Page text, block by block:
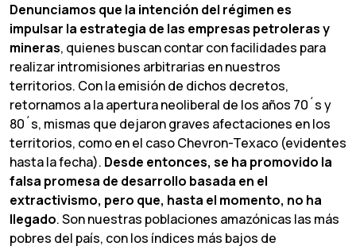
Denunciamos que la intención del régimen es
impulsar la estrategia de las empresas petroleras y
mineras, quienes buscan contar con facilidades para
realizar intromisiones arbitrarias en nuestros
territorios. Con la emisión de dichos decretos,
retornamos a la apertura neoliberal de los años 70´s y
80´s, mismas que dejaron graves afectaciones en los
territorios, como en el caso Chevron-Texaco (evidentes
hasta la fecha). Desde entonces, se ha promovido la
falsa promesa de desarrollo basada en el
extractivismo, pero que, hasta el momento, no ha
llegado. Son nuestras poblaciones amazónicas las más
pobres del país, con los índices más bajos de